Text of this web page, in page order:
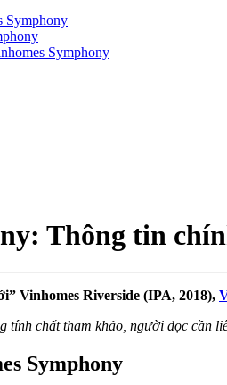
Symphony
Symphony
Thông tin
Vinhomes Riverside (IPA, 2018),
tính chất tham khảo, người đọc cần
Symphony